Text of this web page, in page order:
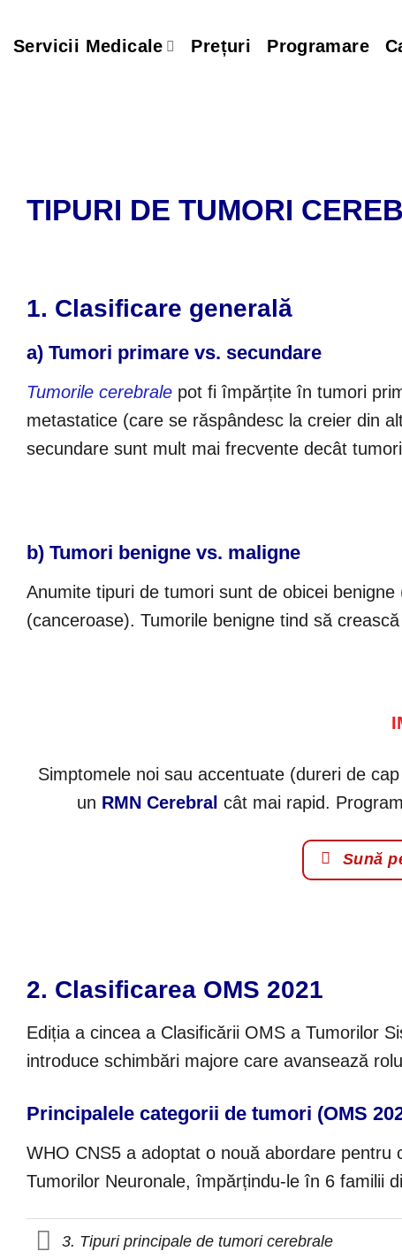
content
Servicii Medicale Prețuri Programare
TIPURI DE TUMORI
1. Clasificare generală
a) Tumori primare vs. secundare
Tumorile cerebrale pot fi împărțite în tumori
metastatice (care se răspândesc la creier din
secundare sunt mult mai frecvente decât
b) Tumori benigne vs. maligne
Anumite tipuri de tumori sunt de obicei
(canceroase). Tumorile benigne tind să
Simptomele noi sau accentuate (dureri de
un RMN Cerebral cât mai rapid.
Sună
2. Clasificarea OMS 2021
Ediția a cincea a Clasificării OMS a Tumorilor
introduce schimbări majore care avansează
Principalele categorii de tumori (OMS
WHO CNS5 a adoptat o nouă abordare pentru
Tumorilor Neuronale, împărțindu-le în 6 familii
3. Tipuri principale de tumori cerebrale